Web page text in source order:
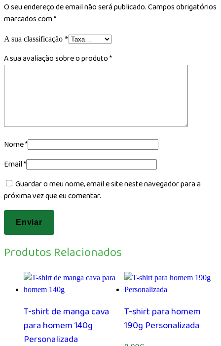
O seu endereço de email não será publicado.Campos obrigatórios
marcados com*
A sua classificação *
A sua avaliação sobre o produto*
Nome*
Email*
Guardar o meu nome, email e site neste navegador para a
próxima vez que eu comentar.
Produtos Relacionados
T-shirt de manga cava
para homem 140g
Personalizada
T-shirt para homem
190g Personalizada